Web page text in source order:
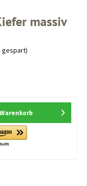
massiv
gespart)
Warenkorb